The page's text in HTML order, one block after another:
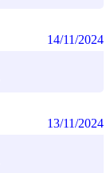
14/11/2024
13/11/2024